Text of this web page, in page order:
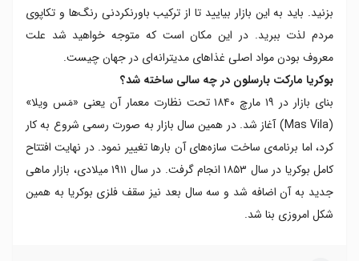
بزنید. باید به این بازار بیایید تا از ترکیب باورنکردنی رنگ‌ها و تکاپوی
مردم لذت ببرید. در این مکان است که متوجه خواهید شد علت
معروف بودن مواد اصلی غذاهای مدیترانه‌ای در جهان چیست.
بوکریا مارکت بارسلون در چه سالی ساخته شد؟
بنای بازار در ۱۹ مارچ ۱۸۴۰ تحت نظارت معمار آن یعنی «مَس ویلا»
(Mas Vila) آغاز شد. در همین سال بازار به صورت رسمی شروع به کار
کرد، اما برنامه‌ی ساخت سازه‌های آن بارها تغییر نمود. در نهایت افتتاح
کامل بوکریا در سال ۱۸۵۳ انجام گرفت. در سال ۱۹۱۱ میلادی، بازار ماهی
جدید به آن اضافه شد و سه سال بعد نیز سقف فلزی بوکریا به همین
شکل امروزی بنا شد.